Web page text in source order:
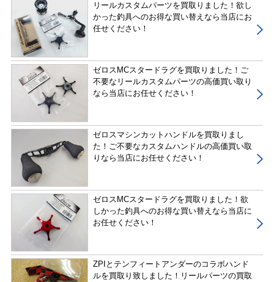
リールカスタムパーツを買取りました！欲し
かった釣具へのお得な買い替えなら当店にお
任せください！
ゼロスMCスタードラグを買取りました！ご
不要なリールカスタムパーツの高価買い取り
なら当店にお任せください！
ゼロスマシンカットハンドルを買取りまし
た！ご不要なカスタムハンドルの高価買い取
りなら当店にお任せください！
ゼロスMCスタードラグを買取りました！欲
しかった釣具へのお得な買い替えなら当店に
お任せください！
ZPIとテンフィートアンダーのコラボハンド
ルを買取り致しました！リールパーツの買取